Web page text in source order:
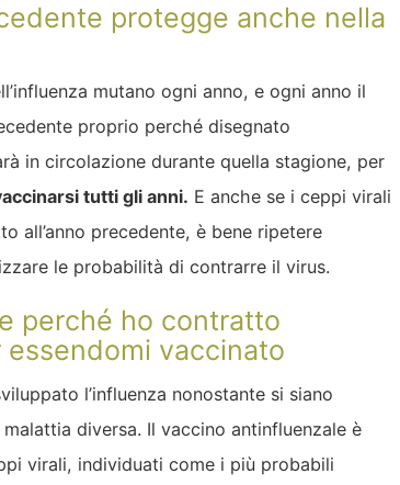
protegge anche nella
mutano ogni anno, e ogni anno il
proprio perché disegnato
in circolazione durante quella stagione, per
tutti gli anni. E anche se i ceppi virali
all’anno precedente, è bene ripetere
le probabilità di contrarre il virus.
perché ho contratto
essendomi vaccinato
l’influenza nonostante si siano
diversa. Il vaccino antinfluenzale è
virali, individuati come i più probabili